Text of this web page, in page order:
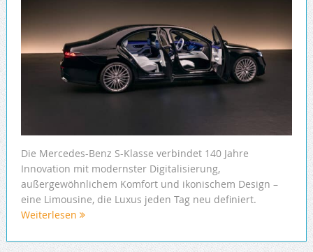
Die Mercedes-Benz S-Klasse verbindet 140 Jahre
Innovation mit modernster Digitalisierung,
außergewöhnlichem Komfort und ikonischem Design –
eine Limousine, die Luxus jeden Tag neu definiert.
Weiterlesen